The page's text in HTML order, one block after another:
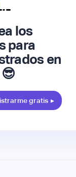
los
para
en
gratis ▸